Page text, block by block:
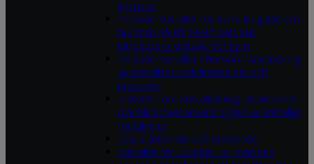
kristaller
Helande Kristaller för Barn: En guide om
hur man på ett säkert sätt kan
introducera kristaller för barn
Helande Kristaller i Hudvård: Användning
av kristaller i hudvårdsrutiner och
produkter
Historien om Kristalläkning: En historisk
överblick över användningen av kristaller
för läkning
Jaspis: Jordande och Stärkande
Kristaller för Husdjur: Hur man kan